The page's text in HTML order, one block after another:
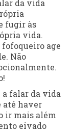
da vida
fugir às
vida.
age
Não
a falar da vida
até haver
ir mais além
eivado